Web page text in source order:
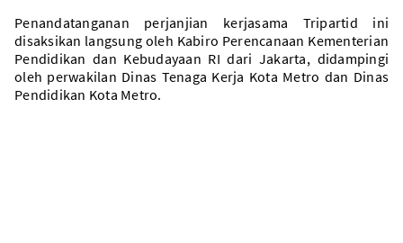
Penandatanganan perjanjian kerjasama Tripartid ini
disaksikan langsung oleh Kabiro Perencanaan Kementerian
Pendidikan dan Kebudayaan RI dari Jakarta, didampingi
oleh perwakilan Dinas Tenaga Kerja Kota Metro dan Dinas
Pendidikan Kota Metro.